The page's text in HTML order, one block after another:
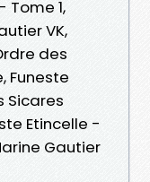
Tome 1,
VK,
des
Funeste
Sicares
Etincelle -
Gautier